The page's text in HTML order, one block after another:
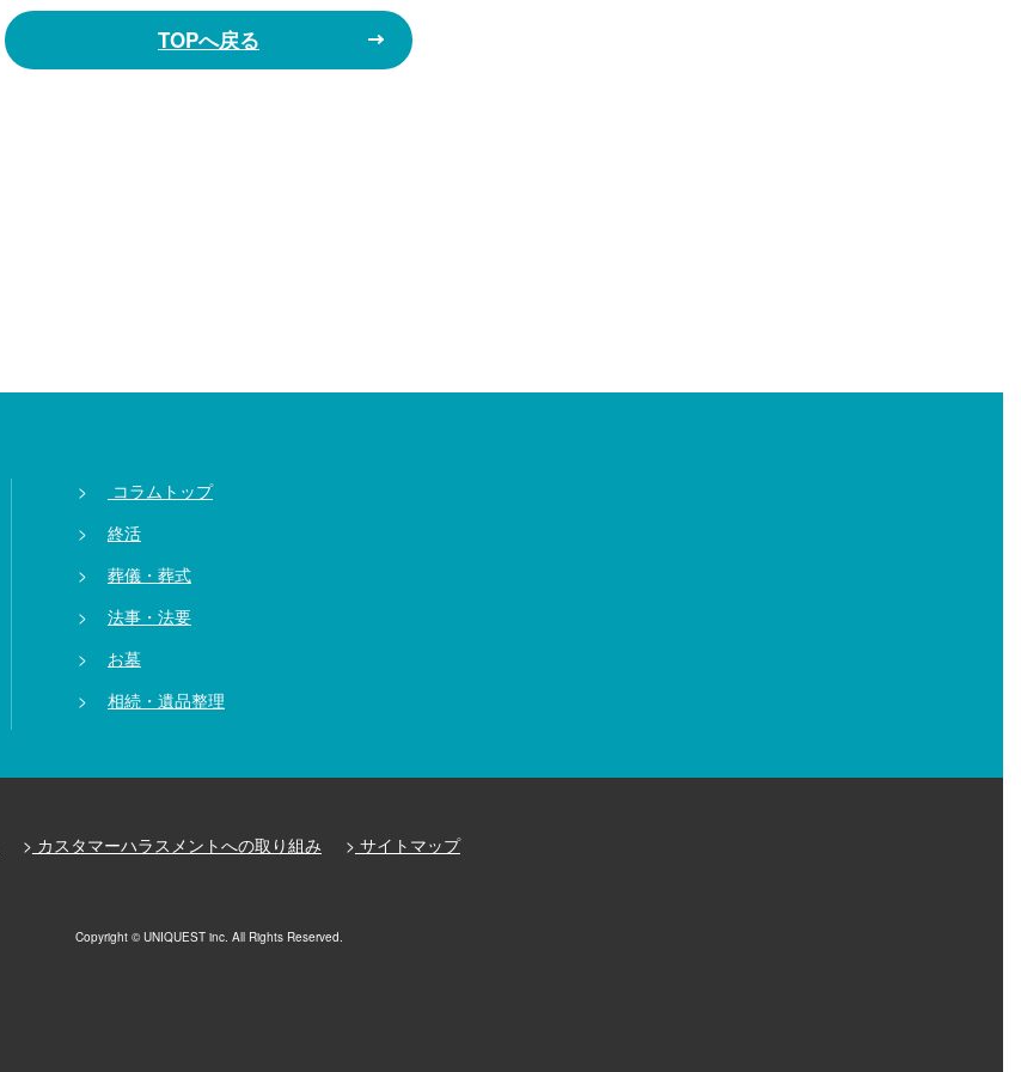
TOPへ戻る
コラムトップ
終活
葬儀・葬式
法事・法要
お墓
相続・遺品整理
カスタマーハラスメントへの取り組み サイトマップ
Copyright © UNIQUEST inc. All Rights Reserved.